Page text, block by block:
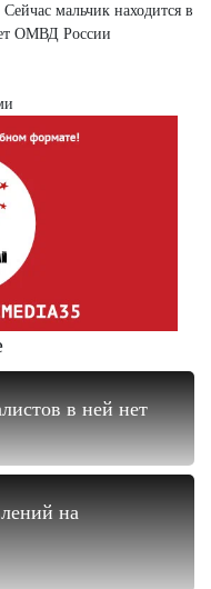
мальчик находится в
ОМВД России
в ней нет
на